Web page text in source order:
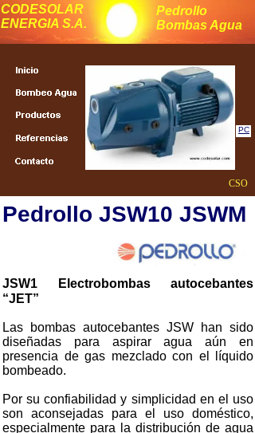
Pedrollo JSW10 JSWM
Pedrollo
Bombas Agua
CSO
CODESOLAR
ENERGIA S.A.
PC
JSW1 Electrobombas autocebantes
“JET”
Las bombas autocebantes JSW han sido
diseñadas para aspirar agua aún en
presencia de gas mezclado con el líquido
bombeado.
Por su confiabilidad y simplicidad en el uso
son aconsejadas para el uso doméstico,
especialmente para la distribución de agua